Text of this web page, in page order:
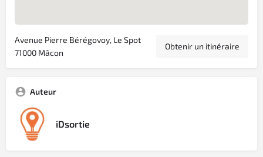
Avenue Pierre Bérégovoy, Le Spot
71000 Mâcon
Obtenir un itinéraire
Auteur
iDsortie